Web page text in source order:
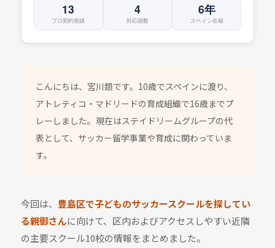
13
プロ契約実績
4
対応国数
6年
スペイン在籍
こんにちは、宮川類です。10歳でスペインに渡り、
アトレティコ・マドリードの育成組織で16歳までプ
レーしました。現在はステイドリームグループの代
表として、サッカー留学事業や育成に関わっていま
す。
今回は、 豊島区で子どものサッカースクールを探してい
る親御さんに向けて、区内およびアクセスしやすい近隣
の主要スクール10校の情報をまとめました。